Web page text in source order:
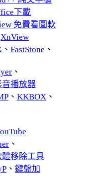
下載
免費看圖軟
XnView
、 FastStone 、
、
音播放器
、 KKBOX 、
、
體移除工具
、 鍵盤加